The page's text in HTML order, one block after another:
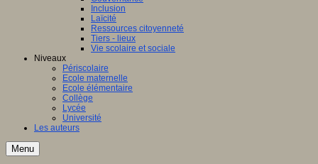
Inclusion
Laïcité
Ressources citoyenneté
Tiers - lieux
Vie scolaire et sociale
Niveaux
Périscolaire
Ecole maternelle
Ecole élémentaire
Collège
Lycée
Université
Les auteurs
Menu